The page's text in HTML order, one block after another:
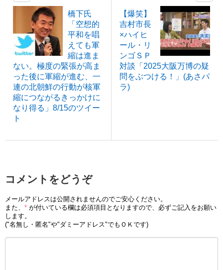
橋下氏
「空想的
平和を唱
えても軍
縮は進ま
ない。極度の緊張が高ま
った後に軍縮が進む、一
連の北朝鮮の行動が核軍
縮につながるきっかけに
なり得る」8/15のツイー
ト
【爆笑】
吉村市長
×ハイヒ
ール・リ
ンゴＳＰ
対談「2025大阪万博の疑
問をぶつける！」(あさパ
ラ)
コメントをどうぞ
メールアドレスは公開されませんのでご安心ください。
また、 * が付いている欄は必須項目となりますので、必ずご記入をお願い
します。
("名無し・匿名"や"ダミーアドレス"でもＯＫです)